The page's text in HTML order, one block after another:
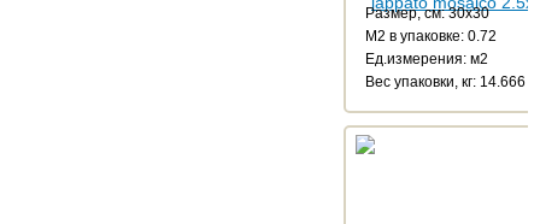
Размер, см: 30x30
М2 в упаковке: 0.72
Ед.измерения: м2
Веc упаковки, кг: 14.666